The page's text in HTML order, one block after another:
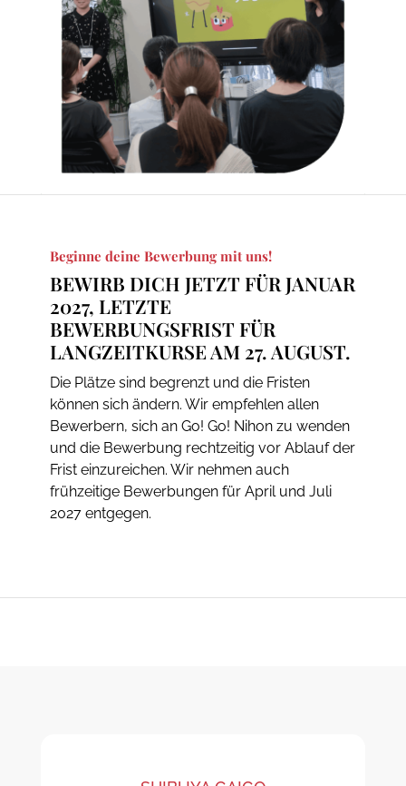
Beginne deine Bewerbung mit uns!
BEWIRB DICH JETZT FÜR JANUAR
2027, LETZTE
BEWERBUNGSFRIST FÜR
LANGZEITKURSE AM 27. AUGUST.
Die Plätze sind begrenzt und die Fristen
können sich ändern. Wir empfehlen allen
Bewerbern, sich an Go! Go! Nihon zu wenden
und die Bewerbung rechtzeitig vor Ablauf der
Frist einzureichen. Wir nehmen auch
frühzeitige Bewerbungen für April und Juli
2027 entgegen.